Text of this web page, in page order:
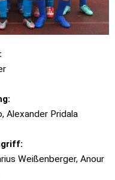
Alexander Pridala
Weißenberger, Anour